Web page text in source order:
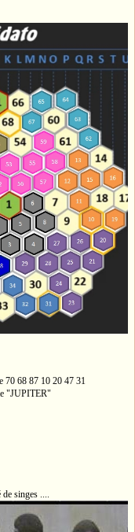
70 68 87 10 20 47 31
"JUPITER"
singes ....